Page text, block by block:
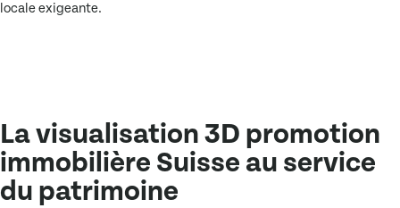
locale exigeante.
La visualisation 3D promotion
immobilière Suisse au service
du patrimoine